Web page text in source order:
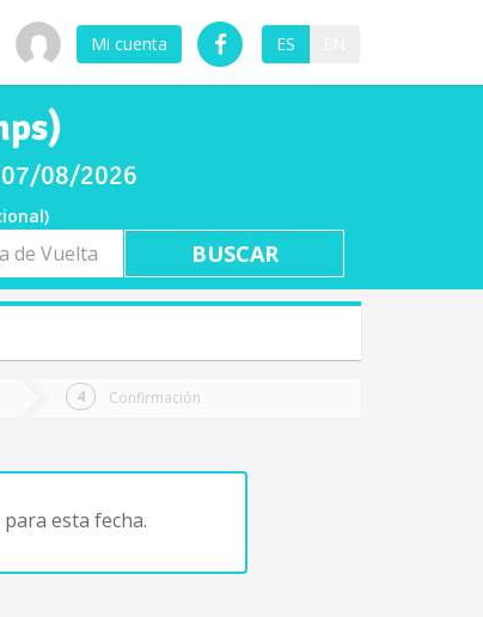
Mi cuenta ES
07/08/2026
Confirmación
esta fecha.